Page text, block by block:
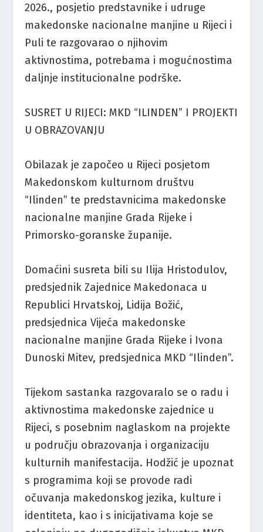
2026., posjetio predstavnike i udruge
makedonske nacionalne manjine u Rijeci i
Puli te razgovarao o njihovim
aktivnostima, potrebama i mogućnostima
daljnje institucionalne podrške.
SUSRET U RIJECI: MKD “ILINDEN” I PROJEKTI
U OBRAZOVANJU
Obilazak je započeo u Rijeci posjetom
Makedonskom kulturnom društvu
“Ilinden” te predstavnicima makedonske
nacionalne manjine Grada Rijeke i
Primorsko-goranske županije.
Domaćini susreta bili su Ilija Hristodulov,
predsjednik Zajednice Makedonaca u
Republici Hrvatskoj, Lidija Božić,
predsjednica Vijeća makedonske
nacionalne manjine Grada Rijeke i Ivona
Dunoski Mitev, predsjednica MKD “Ilinden”.
Tijekom sastanka razgovaralo se o radu i
aktivnostima makedonske zajednice u
Rijeci, s posebnim naglaskom na projekte
u području obrazovanja i organizaciju
kulturnih manifestacija. Hodžić je upoznat
s programima koji se provode radi
očuvanja makedonskog jezika, kulture i
identiteta, kao i s inicijativama koje se